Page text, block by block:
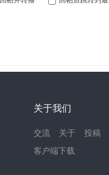
关于我们
交流 关于
投稿
客户端下载